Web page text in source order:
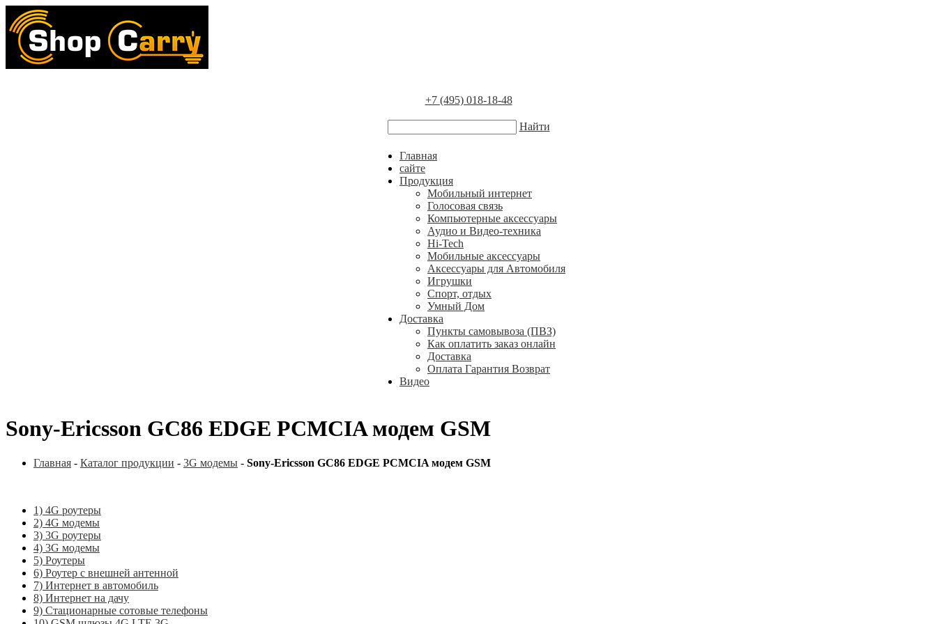
+7 (495) 018-18-48
Найти
Главная
сайте
Продукция
Мобильный интернет
Голосовая связь
Компьютерные аксессуары
Аудио и Видео-техника
Hi-Tech
Мобильные аксессуары
Аксессуары для Автомобиля
Игрушки
Спорт, отдых
Умный Дом
Доставка
Пункты самовывоза (ПВЗ)
Как оплатить заказ онлайн
Доставка
Оплата Гарантия Возврат
Видео
Sony-Ericsson GC86 EDGE PCMCIA модем GSM
Главная - Каталог продукции - 3G модемы - Sony-Ericsson GC86 EDGE PCMCIA модем GSM
1) 4G роутеры
2) 4G модемы
3) 3G роутеры
4) 3G модемы
5) Роутеры
6) Роутер с внешней антенной
7) Интернет в автомобиль
8) Интернет на дачу
9) Стационарные сотовые телефоны